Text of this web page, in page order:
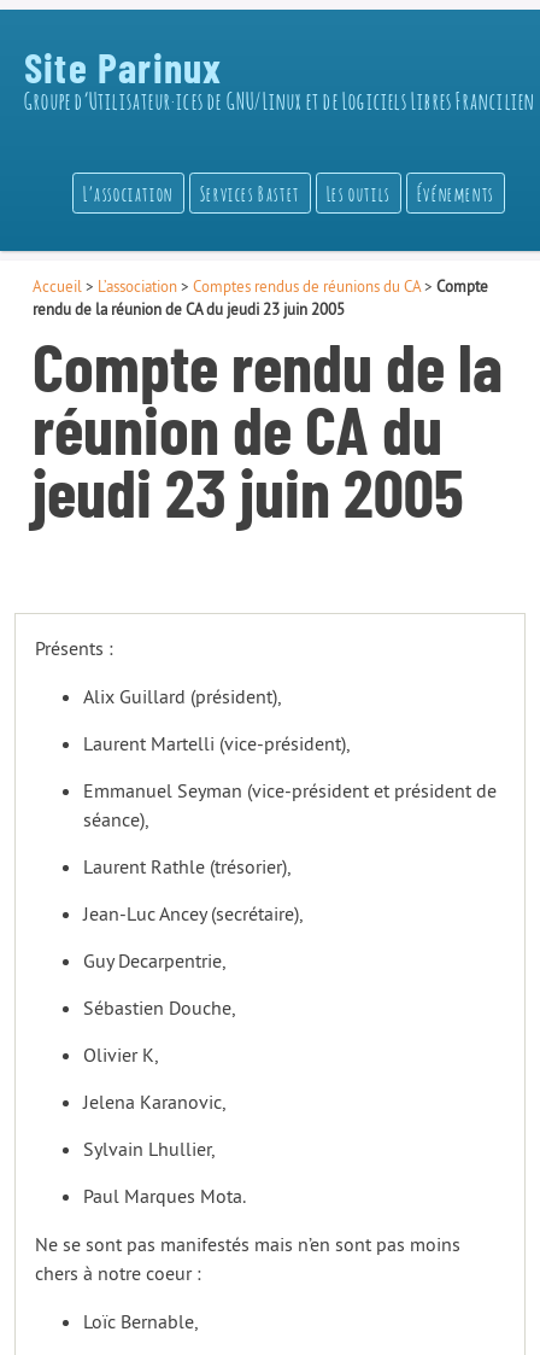
Site Parinux
Groupe d’Utilisateur·ices de GNU/Linux et de Logiciels Libres Francilien
L’association Services Bastet Les outils Événements
Accueil > L’association> Comptes rendus de réunions du CA> Compte
rendu de la réunion de CA du jeudi 23 juin 2005
Compte rendu de la
réunion de CA du
jeudi 23 juin 2005
Présents :
Alix Guillard (président),
Laurent Martelli (vice-président),
Emmanuel Seyman (vice-président et président de
séance),
Laurent Rathle (trésorier),
Jean-Luc Ancey (secrétaire),
Guy Decarpentrie,
Sébastien Douche,
Olivier K,
Jelena Karanovic,
Sylvain Lhullier,
Paul Marques Mota.
Ne se sont pas manifestés mais n’en sont pas moins
chers à notre coeur :
Loïc Bernable,